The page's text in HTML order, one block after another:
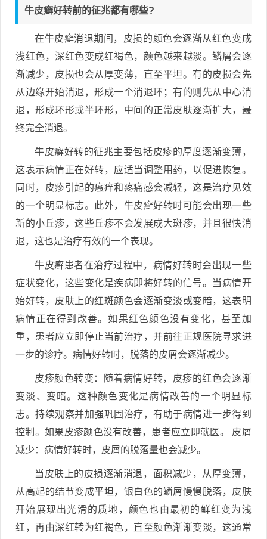
牛皮癣好转前的征兆都有哪些?
在牛皮癣消退期间，皮损的颜色会逐渐从红色变成
浅红色，深红色变成红褐色，颜色越来越淡。鳞屑会逐
渐减少，皮损也会从厚变薄，直至平坦。有的皮损会先
从边缘开始消退，形成一个消退环；有的则先从中心消
退，形成环形或半环形，中间的正常皮肤逐渐扩大，最
终完全消退。
牛皮癣好转的征兆主要包括皮疹的厚度逐渐变薄，
这表示病情正在好转，应适当调整用药，以促进恢复。
同时，皮疹引起的瘙痒和疼痛感会减轻，这是治疗见效
的一个明显标志。此外，牛皮癣好转时可能会出现一些
新的小丘疹，这些丘疹不会发展成大斑疹，并且很快消
退，这也是治疗有效的一个表现。
牛皮癣患者在治疗过程中，病情好转时会出现一些
症状变化，这些变化是疾病即将好转的信号。当病情开
始好转，皮肤上的红斑颜色会逐渐变淡或变暗，这表明
病情正在得到改善。如果红色颜色没有变化，甚至加
重，患者应立即停止当前治疗，并前往正规医院寻求进
一步的诊疗。病情好转时，脱落的皮屑会逐渐减少。
皮疹颜色转变：随着病情好转，皮疹的红色会逐渐
变淡、变暗。这种颜色变化是病情改善的一个明显标
志。持续观察并加强巩固治疗，有助于病情进一步得到
控制。如果皮疹颜色没有改善，患者应立即就医。 皮屑
减少：病情好转时，皮屑的脱落量也会减少。
当皮肤上的皮损逐渐消退，面积减少，从厚变薄，
从高起的结节变成平坦，银白色的鳞屑慢慢脱落，皮肤
开始展现出光滑的质地，颜色也由最初的鲜红变为浅
红，再由深红转为红褐色，直至颜色渐渐变淡，这通常